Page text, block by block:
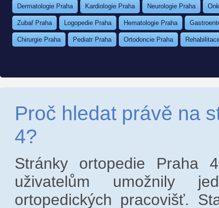
Dermatologie Praha Kardiologie Praha Neurologie Praha
Zubař Praha Logopedie Praha Hematologie Praha
Chirurgie Praha Pediatr Praha Ortodoncie Praha
Proč hledat právě na
4?
Stránky ortopedie Praha
uživatelům umožnily
ortopedických pracovišť.